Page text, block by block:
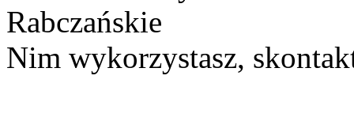
Rabczańskie
Nim wykorzystasz,